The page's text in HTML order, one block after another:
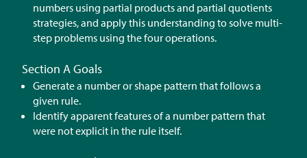
numbers using partial products and partial quotients
strategies, and apply this understanding to solve multi-
step problems using the four operations.
Section A Goals
Generate a number or shape pattern that follows a
given rule.
Identify apparent features of a number pattern that
were not explicit in the rule itself.